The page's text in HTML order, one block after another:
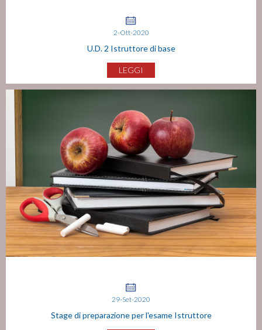
2-Ott-2020
U.D. 2 Istruttore di base
LEGGI
29-Set-2020
Stage di preparazione per l'esame Istruttore